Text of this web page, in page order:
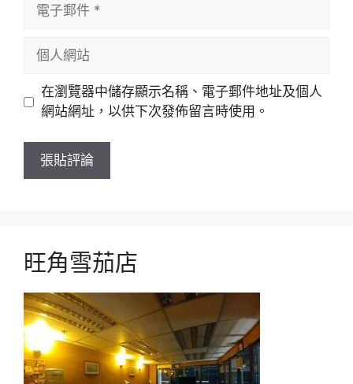
站
在瀏覽器中儲存顯示名稱、電子郵件地址及個人
網站網址，以供下次發佈留言時使用。
旺角雪茄店